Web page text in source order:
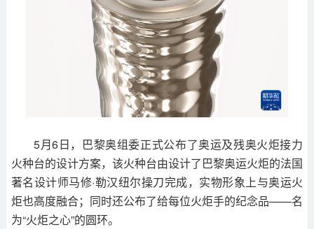
5月6日，巴黎奥组委正式公布了奥运及残奥火炬接力
火种台的设计方案，该火种台由设计了巴黎奥运火炬的法国
著名设计师马修·勒汉纽尔操刀完成，实物形象上与奥运火
炬也高度融合；同时还公布了给每位火炬手的纪念品——名
为“火炬之心”的圆环。